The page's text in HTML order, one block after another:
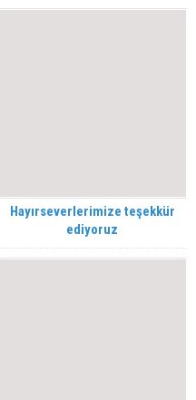
Hayırseverlerimize teşekkür
ediyoruz